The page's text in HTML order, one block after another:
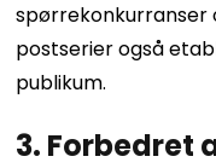
spørrekonkurranser
postserier også
publikum.
3. Forbedret